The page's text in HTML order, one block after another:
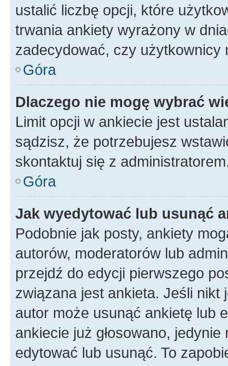
ustalić liczbę opcji, które
trwania ankiety wyrażony w
zadecydować, czy użytkownicy
Góra
Dlaczego nie mogę wybrać
Limit opcji w ankiecie jest
sądzisz, że potrzebujesz
skontaktuj się z
Góra
Jak wyedytować lub usunąć
Podobnie jak posty, ankiety
autorów, moderatorów lub
przejdź do edycji pierwszego
związana jest ankieta. Jeśli nikt
autor może usunąć ankietę lub
ankiecie już głosowano,
edytować lub usunąć. To